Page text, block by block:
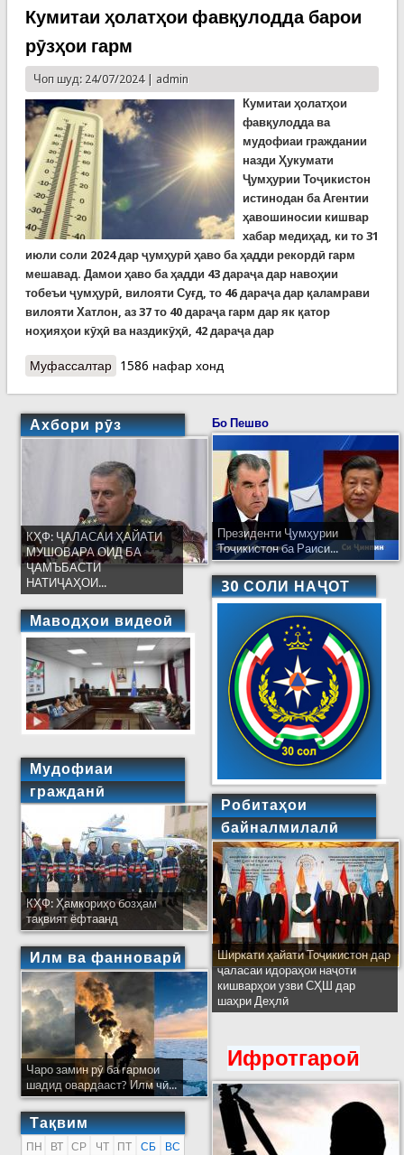
Кумитаи ҳолатҳои фавқулодда барои
рӯзҳои гарм
Чоп шуд: 24/07/2024 | admin
Кумитаи ҳолатҳои
фавқулодда ва
мудофиаи граждании
назди Ҳукумати
Ҷумҳурии Тоҷикистон
истинодан ба Агентии
ҳавошиносии кишвар
хабар медиҳад, ки то 31
июли соли 2024дар ҷумҳурӣ ҳаво ба ҳадди рекордӣ гарм
мешавад. Дамои ҳаво ба ҳадди 43 дараҷа дар навоҳии
тобеъи ҷумҳурӣ, вилояти Суғд, то 46 дараҷа дар қаламрави
вилояти Хатлон, аз 37 то 40 дараҷа гарм дар як қатор
ноҳияҳои кӯҳӣ ва наздикӯҳӣ, 42 дараҷа дар
Муфассалтаро Ҳушдор аз гармои шадид. Тавсияҳои Кумитаи
1586 нафар хонд
Ахбори рӯз
КҲФ: ҶАЛАСАИ ҲАЙАТИ
МУШОВАРА ОИД БА
ҶАМЪБАСТИ
НАТИҶАҲОИ...
Маводҳои видеоӣ
Мудофиаи
гражданӣ
КҲФ: Ҳамкориҳо бозҳам
тақвият ёфтаанд
Илм ва фанноварӣ
Чаро замин рӯ ба гармои
шадид овардааст? Илм чӣ...
Тақвим
ПН ВТ СР ЧТ ПТ СБ
ВС
Бо Пешво
Президенти Ҷумҳурии
Тоҷикистон ба Раиси...
30 СОЛИ НАҶОТ
Робитаҳои
байналмилалӣ
Ширкати ҳайати Тоҷикистон дар
ҷаласаи идораҳои наҷоти
кишварҳои узви СҲШ дар
шаҳри Деҳлӣ
Ифротгароӣ